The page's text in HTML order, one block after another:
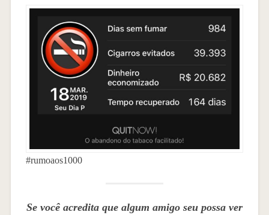
#rumoaos1000
Se você acredita que algum amigo seu possa ver